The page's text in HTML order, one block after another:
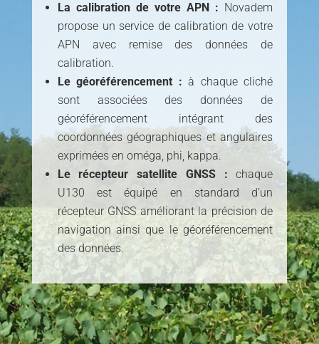
La calibration de votre APN : Novadem
propose un service de calibration de votre
APN avec remise des données de
calibration.
Le géoréférencement :à chaque cliché
sont associées des données de
géoréférencement intégrant des
coordonnées géographiques et angulaires
exprimées en oméga, phi, kappa.
Le récepteur satellite GNSS :chaque
U130 est équipé en standard d’un
récepteur GNSS améliorant la précision de
navigation ainsi que le géoréférencement
des données.